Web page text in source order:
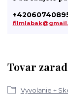
Tovar
Vyvolanie +